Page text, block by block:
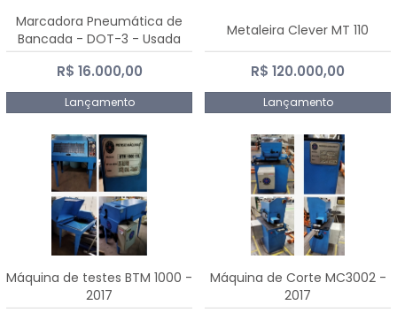
Marcadora Pneumática de
Bancada - DOT-3 - Usada
R$ 16.000,00
Lançamento
Metaleira Clever MT 110
R$ 120.000,00
Lançamento
Máquina de testes BTM 1000 -
2017
Máquina de Corte MC3002 -
2017